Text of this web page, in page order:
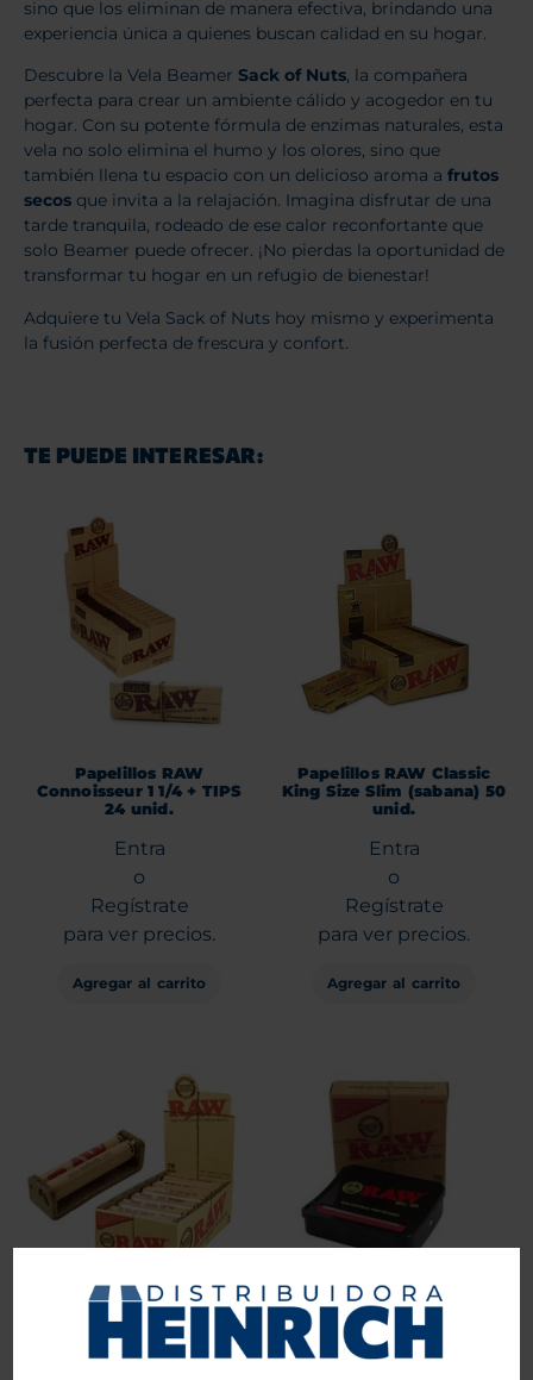
sino que los eliminan de manera efectiva, brindando una
experiencia única a quienes buscan calidad en su hogar.
Descubre la Vela Beamer Sack of Nuts, la compañera
perfecta para crear un ambiente cálido y acogedor en tu
hogar. Con su potente fórmula de enzimas naturales, esta
vela no solo elimina el humo y los olores, sino que
también llena tu espacio con un delicioso aroma a frutos
secos que invita a la relajación. Imagina disfrutar de una
tarde tranquila, rodeado de ese calor reconfortante que
solo Beamer puede ofrecer. ¡No pierdas la oportunidad de
transformar tu hogar en un refugio de bienestar!
Adquiere tu Vela Sack of Nuts hoy mismo y experimenta
la fusión perfecta de frescura y confort.
TE PUEDE INTERESAR:
Papelillos RAW
Connoisseur 1 1/4 + TIPS
24 unid.
Entra
o
Regístrate
para ver precios.
Agregar al carrito
Papelillos RAW Classic
King Size Slim (sabana) 50
unid.
Entra
o
Regístrate
para ver precios.
Agregar al carrito
Maquina Enroladora RAW 1
1/4 ecoplastic 79mm
Maquina Enroladora RAW
Automática 1 1/4